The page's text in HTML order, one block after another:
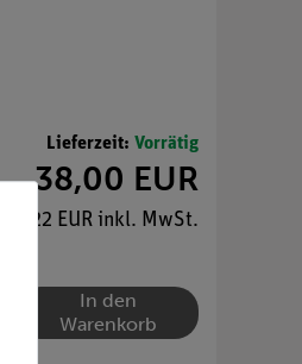
Lieferzeit: Vorrätig
38,00 EUR
45,22 EUR inkl. MwSt.
In den
Warenkorb